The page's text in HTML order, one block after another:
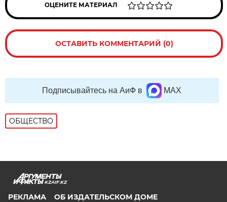
ОЦЕНИТЕ МАТЕРИАЛ
ОСТАВИТЬ КОММЕНТАРИЙ (0)
Подписывайтесь на АиФ в MAX
ОБЩЕСТВО
KZAIF.KZ
РЕКЛАМА
ОБ ИЗДАТЕЛЬСКОМ ДОМЕ